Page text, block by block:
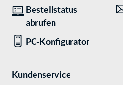
Bestellstatus
abrufen
PC-Konfigurator
Kundenservice